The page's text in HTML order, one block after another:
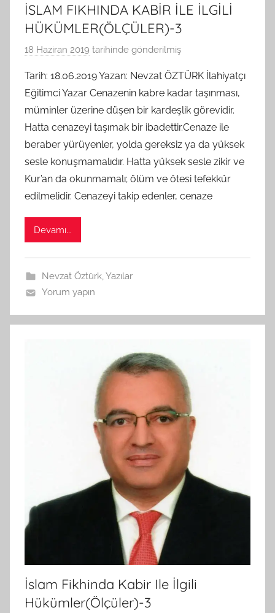
İSLAM FIKHINDA KABİR İLE İLGİLİ
HÜKÜMLER(ÖLÇÜLER)-3
18 Haziran 2019 tarihinde gönderilmiş
S
A
M
t
a
r
a
f
Tarih: 18.06.2019 Yazan: Nevzat ÖZTÜRK İlahiyatçı
Eğitimci Yazar Cenazenin kabre kadar taşınması,
müminler üzerine düşen bir kardeşlik görevidir.
Hatta cenazeyi taşımak bir ibadettir.Cenaze ile
beraber yürüyenler, yolda gereksiz ya da yüksek
sesle konuşmamalıdır. Hatta yüksek sesle zikir ve
Kur’an da okunmamalı; ölüm ve ötesi tefekkür
edilmelidir. Cenazeyi takip edenler, cenaze
Devamı...
Nevzat Öztürk,Yazılar
Yorum yapın
İslam Fikhinda Kabir Ile İlgili
Hükümler(Ölçüler)-3